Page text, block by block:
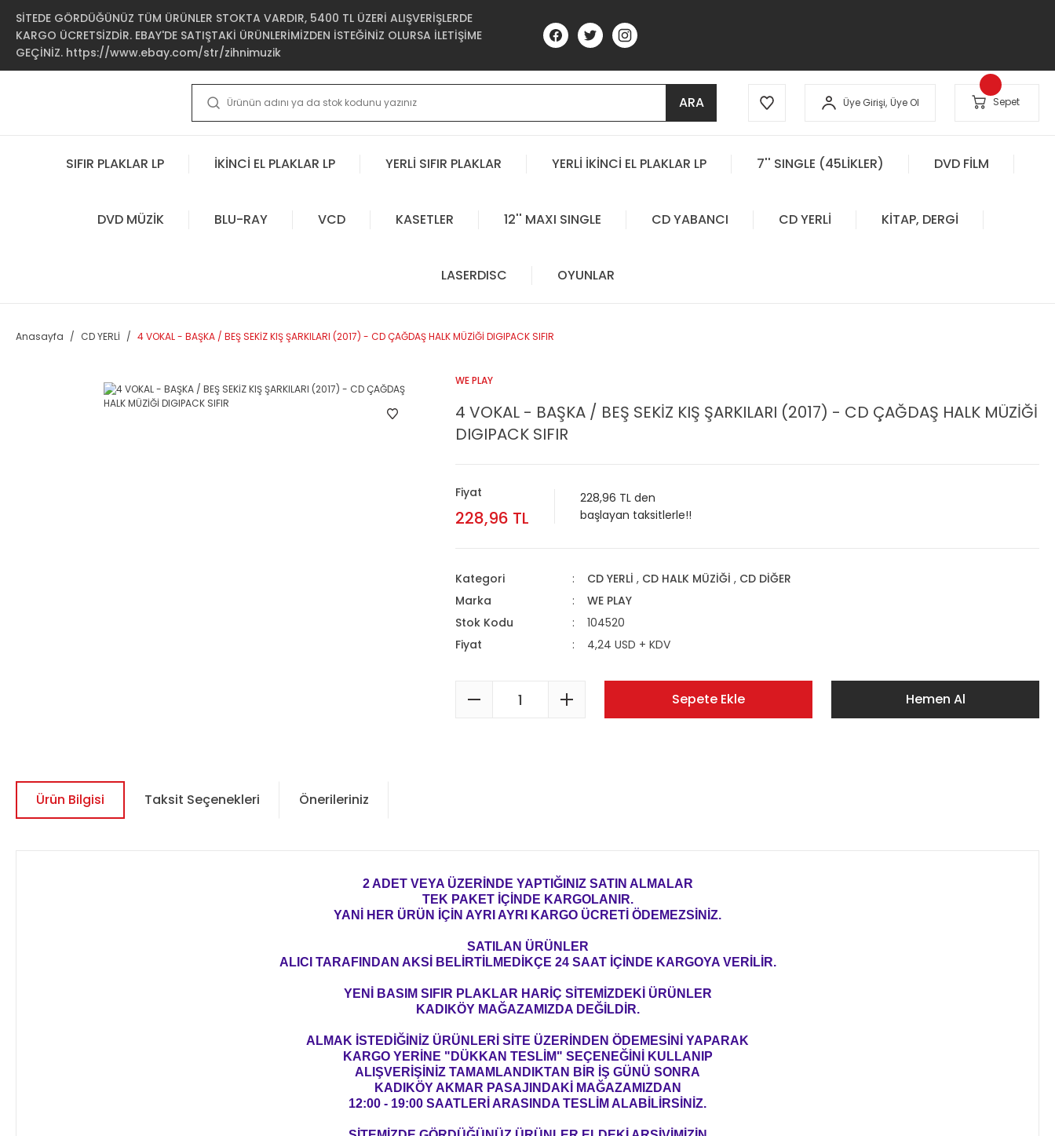
SİTEDE GÖRDÜĞÜNÜZ TÜM ÜRÜNLER STOKTA VARDIR, 5400 TL ÜZERİ ALIŞVERİŞLERDE
KARGO ÜCRETSİZDİR. EBAY'DE SATIŞTAKİ ÜRÜNLERİMİZDEN İSTEĞİNİZ OLURSA İLETİŞİME
GEÇİNİZ. https://www.ebay.com/str/zihnimuzik
ARA Üye Girişi, Üye Ol Sepet
SIFIR PLAKLAR LP İKİNCİ EL PLAKLAR LP YERLİ SIFIR PLAKLAR YERLİ İKİNCİ EL PLAKLAR LP 7'' SINGLE (45LİKLER) DVD FİLM
DVD MÜZİK BLU-RAY VCD KASETLER 12'' MAXI SINGLE CD YABANCI CD YERLİ KİTAP, DERGİ
LASERDISC OYUNLAR
Anasayfa CD YERLİ 4 VOKAL - BAŞKA / BEŞ SEKİZ KIŞ ŞARKILARI (2017) - CD ÇAĞDAŞ HALK MÜZİĞİ DIGIPACK SIFIR
WE PLAY
4 VOKAL - BAŞKA / BEŞ SEKİZ KIŞ ŞARKILARI (2017) - CD ÇAĞDAŞ HALK MÜZİĞİ
DIGIPACK SIFIR
Fiyat
228,96 TL
228,96 TL den
başlayan taksitlerle!!
Kategori CD YERLİ , CD HALK MÜZİĞİ , CD DİĞER
Marka
WE PLAY
Stok Kodu
104520
Fiyat
4,24 USD + KDV
Sepete Ekle Hemen Al
Ürün Bilgisi Taksit Seçenekleri Önerileriniz
2 ADET VEYA ÜZERİNDE YAPTIĞINIZ SATIN ALMALAR
TEK PAKET İÇİNDE KARGOLANIR.
YANİ HER ÜRÜN İÇİN AYRI AYRI KARGO ÜCRETİ ÖDEMEZSİNİZ.
SATILAN ÜRÜNLER
ALICI TARAFINDAN AKSİ BELİRTİLMEDİKÇE 24 SAAT İÇİNDE KARGOYA VERİLİR.
YENİ BASIM SIFIR PLAKLAR HARİÇ SİTEMİZDEKİ ÜRÜNLER
KADIKÖY MAĞAZAMIZDA DEĞİLDİR.
ALMAK İSTEDİĞİNİZ ÜRÜNLERİ SİTE ÜZERİNDEN ÖDEMESİNİ YAPARAK
KARGO YERİNE "DÜKKAN TESLİM" SEÇENEĞİNİ KULLANIP
ALIŞVERİŞİNİZ TAMAMLANDIKTAN BİR İŞ GÜNÜ SONRA
KADIKÖY AKMAR PASAJINDAKİ MAĞAZAMIZDAN
12:00 - 19:00 SAATLERİ ARASINDA TESLİM ALABİLİRSİNİZ.